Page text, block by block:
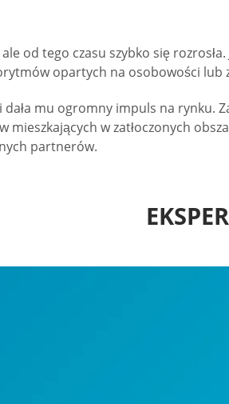
od tego czasu szybko się
opartych na osobowości lub
dała mu ogromny impuls na
mieszkających w zatłoczonych
partnerów.